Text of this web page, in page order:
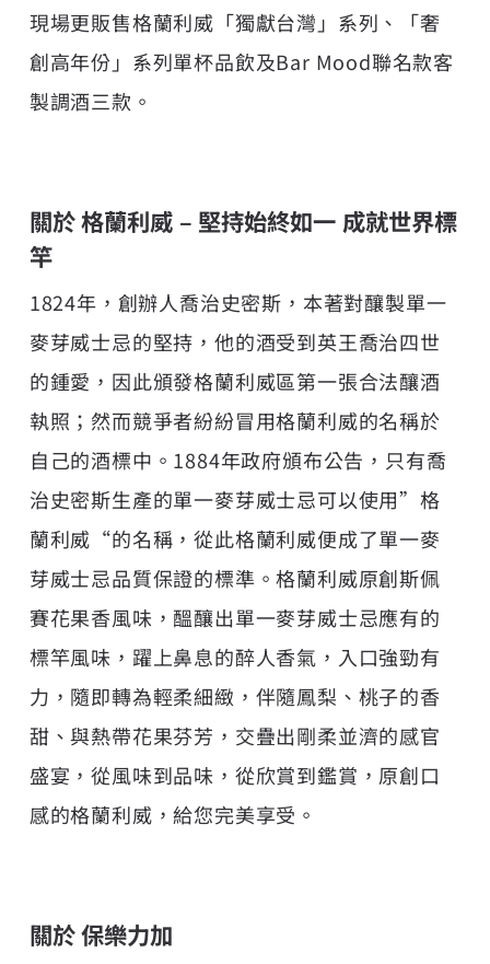
現場更販售格蘭利威「獨獻台灣」系列、「奢
創高年份」系列單杯品飲及Bar Mood聯名款客
製調酒三款。
關於 格蘭利威 – 堅持始終如一 成就世界標
竿
1824年，創辦人喬治史密斯，本著對釀製單一
麥芽威士忌的堅持，他的酒受到英王喬治四世
的鍾愛，因此頒發格蘭利威區第一張合法釀酒
執照；然而競爭者紛紛冒用格蘭利威的名稱於
自己的酒標中。1884年政府頒布公告，只有喬
治史密斯生產的單一麥芽威士忌可以使用”格
蘭利威“的名稱，從此格蘭利威便成了單一麥
芽威士忌品質保證的標準。格蘭利威原創斯佩
賽花果香風味，醞釀出單一麥芽威士忌應有的
標竿風味，躍上鼻息的醉人香氣，入口強勁有
力，隨即轉為輕柔細緻，伴隨鳳梨、桃子的香
甜、與熱帶花果芬芳，交疊出剛柔並濟的感官
盛宴，從風味到品味，從欣賞到鑑賞，原創口
感的格蘭利威，給您完美享受。
關於 保樂力加